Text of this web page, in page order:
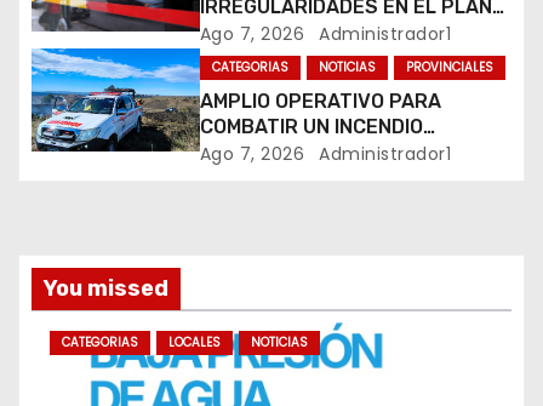
t
r
a
s
IRREGULARIDADES EN EL PLAN
DE RETIROS DEL MINISTERIO DE
JUSTICIA Y SU POSIBLE RÉPLICA
EN EL PAMI
Ago 7, 2026 Administrador1
CATEGORIAS NOTICIAS PROVINCIALES
AMPLIO OPERATIVO PARA
COMBATIR UN INCENDIO
FORESTAL EN YACANTO
Ago 7, 2026 Administrador1
You missed
CATEGORIAS LOCALES NOTICIAS